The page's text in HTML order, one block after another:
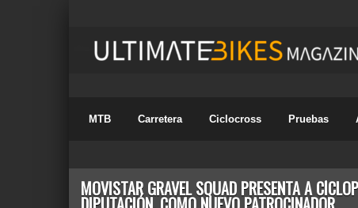
MTB Carretera Ciclocross Pruebas
MOVISTAR GRAVEL SQUAD PRESENTA A